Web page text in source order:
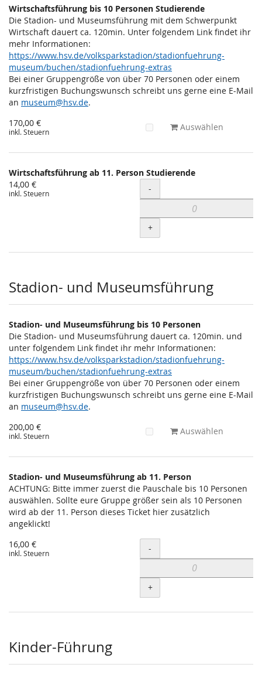
Wirtschaftsführung bis 10 Personen Studierende
Die Stadion- und Museumsführung mit dem Schwerpunkt
Wirtschaft dauert ca. 120min. Unter folgendem Link findet ihr
mehr Informationen:
https://www.hsv.de/volksparkstadion/stadionfuehrung-
museum/buchen/stadionfuehrung-extras
Bei einer Gruppengröße von über 70 Personen oder einem
kurzfristigen Buchungswunsch schreibt uns gerne eine E-Mail
an museum@hsv.de.
170,00 €
inkl. Steuern Auswählen
Wirtschaftsführung ab 11. Person Studierende
14,00 €
inkl. Steuern Menge
-
+
Stadion- und Museumsführung
Stadion- und Museumsführung bis 10 Personen
Die Stadion- und Museumsführung dauert ca. 120min. und
unter folgendem Link findet ihr mehr Informationen:
https://www.hsv.de/volksparkstadion/stadionfuehrung-
museum/buchen/stadionfuehrung-extras
Bei einer Gruppengröße von über 70 Personen oder einem
kurzfristigen Buchungswunsch schreibt uns gerne eine E-Mail
an museum@hsv.de.
200,00 €
inkl. Steuern Auswählen
Stadion- und Museumsführung ab 11. Person
ACHTUNG: Bitte immer zuerst die Pauschale bis 10 Personen
auswählen. Sollte eure Gruppe größer sein als 10 Personen
wird ab der 11. Person dieses Ticket hier zusätzlich
angeklickt!
16,00 €
inkl. Steuern Menge
-
+
Kinder-Führung